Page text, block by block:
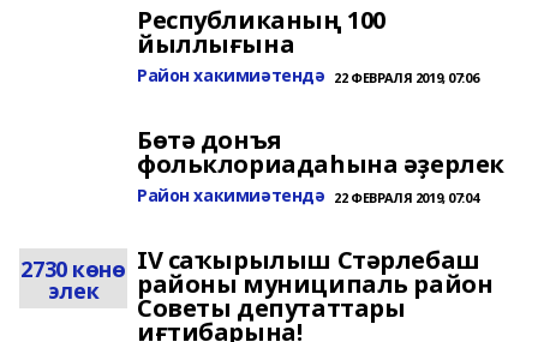
Республиканың 100
йыллығына
Район хакимиәтендә 22 ФЕВРАЛЯ 2019, 07:06
Бөтә донъя
фольклориадаһына әҙерлек
Район хакимиәтендә 22 ФЕВРАЛЯ 2019, 07:04
2730 көнө
элек
IV саҡырылыш Стәрлебаш
районы муниципаль район
Советы депутаттары
иғтибарына!